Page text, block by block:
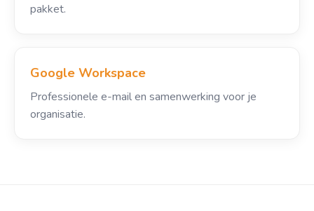
pakket.
Google Workspace
Professionele e-mail en samenwerking voor je
organisatie.